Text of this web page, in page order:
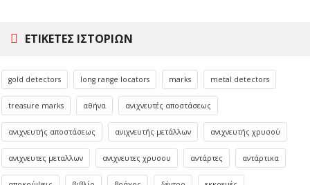
ΕΤΙΚΈΤΕΣ ΙΣΤΟΡΙΏΝ
gold detectors long range locators marks metal detectors
treasure marks αθήνα ανιχνευτές αποστάσεως
ανιχνευτής αποστάσεως ανιχνευτής μετάλλων ανιχνευτής χρυσού
ανιχνευτες μεταλλων ανιχνευτες χρυσου αντάρτες αντάρτικα